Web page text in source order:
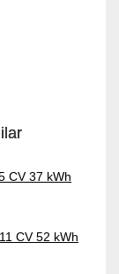
CV 37 kWh
CV 52 kWh